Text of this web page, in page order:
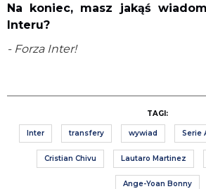
Na koniec, masz jakąś
Interu?
- Forza Inter!
TAGI:
Inter transfery wywiad Serie
Cristian Chivu Lautaro Martinez
Ange-Yoan Bonny